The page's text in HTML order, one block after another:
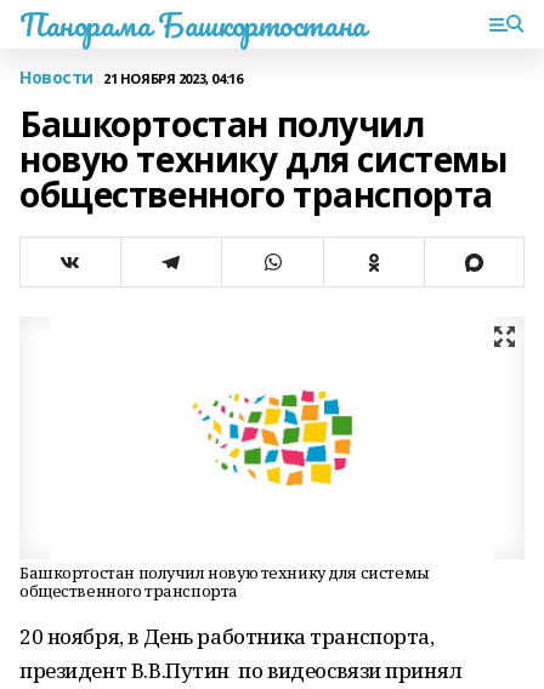
Панорама Башкортостана
Новости 21 НОЯБРЯ 2023, 04:16
Башкортостан получил
новую технику для системы
общественного транспорта
Башкортостан получил новую технику для системы
общественного транспорта
20 ноября, в День работника транспорта,
президент В.В.Путин по видеосвязи принял